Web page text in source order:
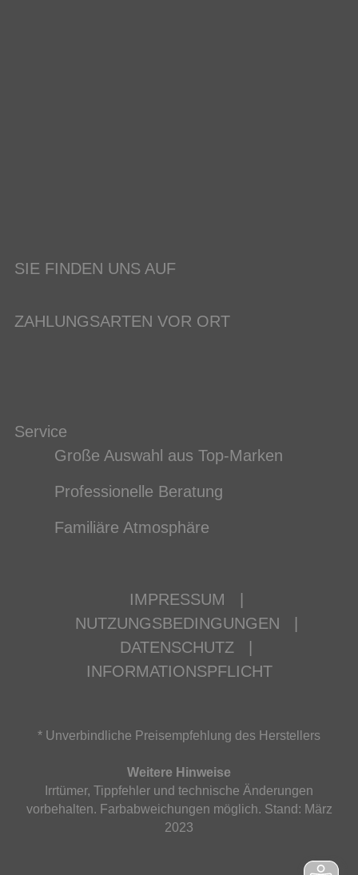
SIE FINDEN UNS AUF
ZAHLUNGSARTEN VOR ORT
Service
Große Auswahl aus Top-Marken
Professionelle Beratung
Familiäre Atmosphäre
IMPRESSUM
NUTZUNGSBEDINGUNGEN
DATENSCHUTZ
INFORMATIONSPFLICHT
* Unverbindliche Preisempfehlung des Herstellers
Weitere Hinweise
Irrtümer, Tippfehler und technische Änderungen
vorbehalten. Farbabweichungen möglich. Stand: März
2023